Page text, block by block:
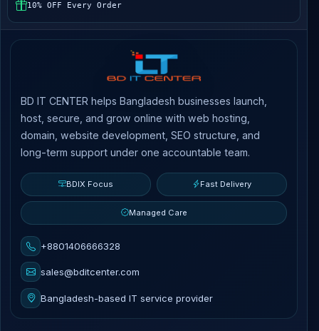
10% OFF Every Order
BD IT CENTER helps Bangladesh businesses launch,
host, secure, and grow online with web hosting,
domain, website development, SEO structure, and
long-term support under one accountable team.
BDIX Focus Fast Delivery
Managed Care
+8801406666328
sales@bditcenter.com
Bangladesh-based IT service provider